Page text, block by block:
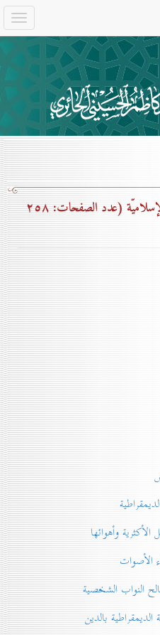
> أساس الحكومة الإسلاميّة (عدد الصفحات: ۲٥۸
بالدين